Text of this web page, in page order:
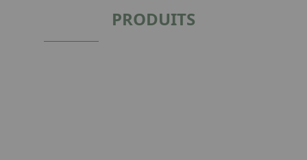
PRODUITS